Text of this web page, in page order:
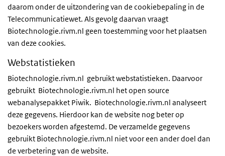
daarom onder de uitzondering van de cookiebepaling in de
Telecommunicatiewet. Als gevolg daarvan vraagt
Biotechnologie.rivm.nl geen toestemming voor het plaatsen
van deze cookies.
Webstatistieken
Biotechnologie.rivm.nl gebruikt webstatistieken. Daarvoor
gebruikt Biotechnologie.rivm.nl het open source
webanalysepakket Piwik. Biotechnologie.rivm.nl analyseert
deze gegevens. Hierdoor kan de website nog beter op
bezoekers worden afgestemd. De verzamelde gegevens
gebruikt Biotechnologie.rivm.nl niet voor een ander doel dan
de verbetering van de website.